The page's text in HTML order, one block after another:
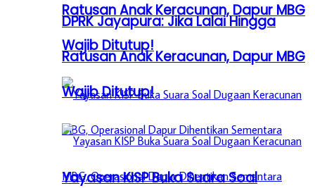
Ratusan Anak Keracunan, Dapur MBG
Wajib Ditutup!
Yayasan KISP Buka Suara Soal
DPRK Jayapura: Jika Lalai Hingga
Ratusan Anak Keracunan, Dapur MBG
Wajib Ditutup!